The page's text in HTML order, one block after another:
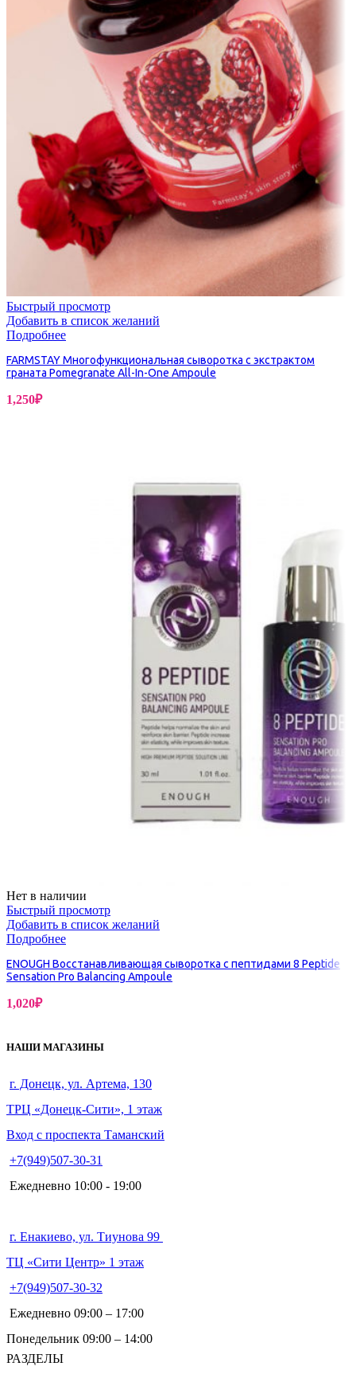
Быстрый просмотр
Добавить в список желаний
Подробнее
FARMSTAY Многофункциональная сыворотка с экстрактом
граната Pomegranate All-In-One Ampoule
1,250₽
Нет в наличии
Быстрый просмотр
Добавить в список желаний
Подробнее
ENOUGH Восстанавливающая сыворотка с пептидами 8 Peptide
Sensation Pro Balancing Ampoule
1,020₽
НАШИ МАГАЗИНЫ
г. Донецк, ул. Артема, 130
ТРЦ «Донецк-Сити», 1 этаж
Вход с проспекта Таманский
+7(949)507-30-31
Ежедневно 10:00 - 19:00
г. Енакиево, ул. Тиунова 99
ТЦ «Сити Центр» 1 этаж
+7(949)507-30-32
Ежедневно 09:00 – 17:00
Понедельник 09:00 – 14:00
РАЗДЕЛЫ